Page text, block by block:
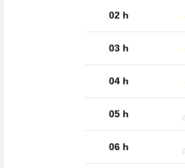
02 h
03 h
04 h
05 h
06 h